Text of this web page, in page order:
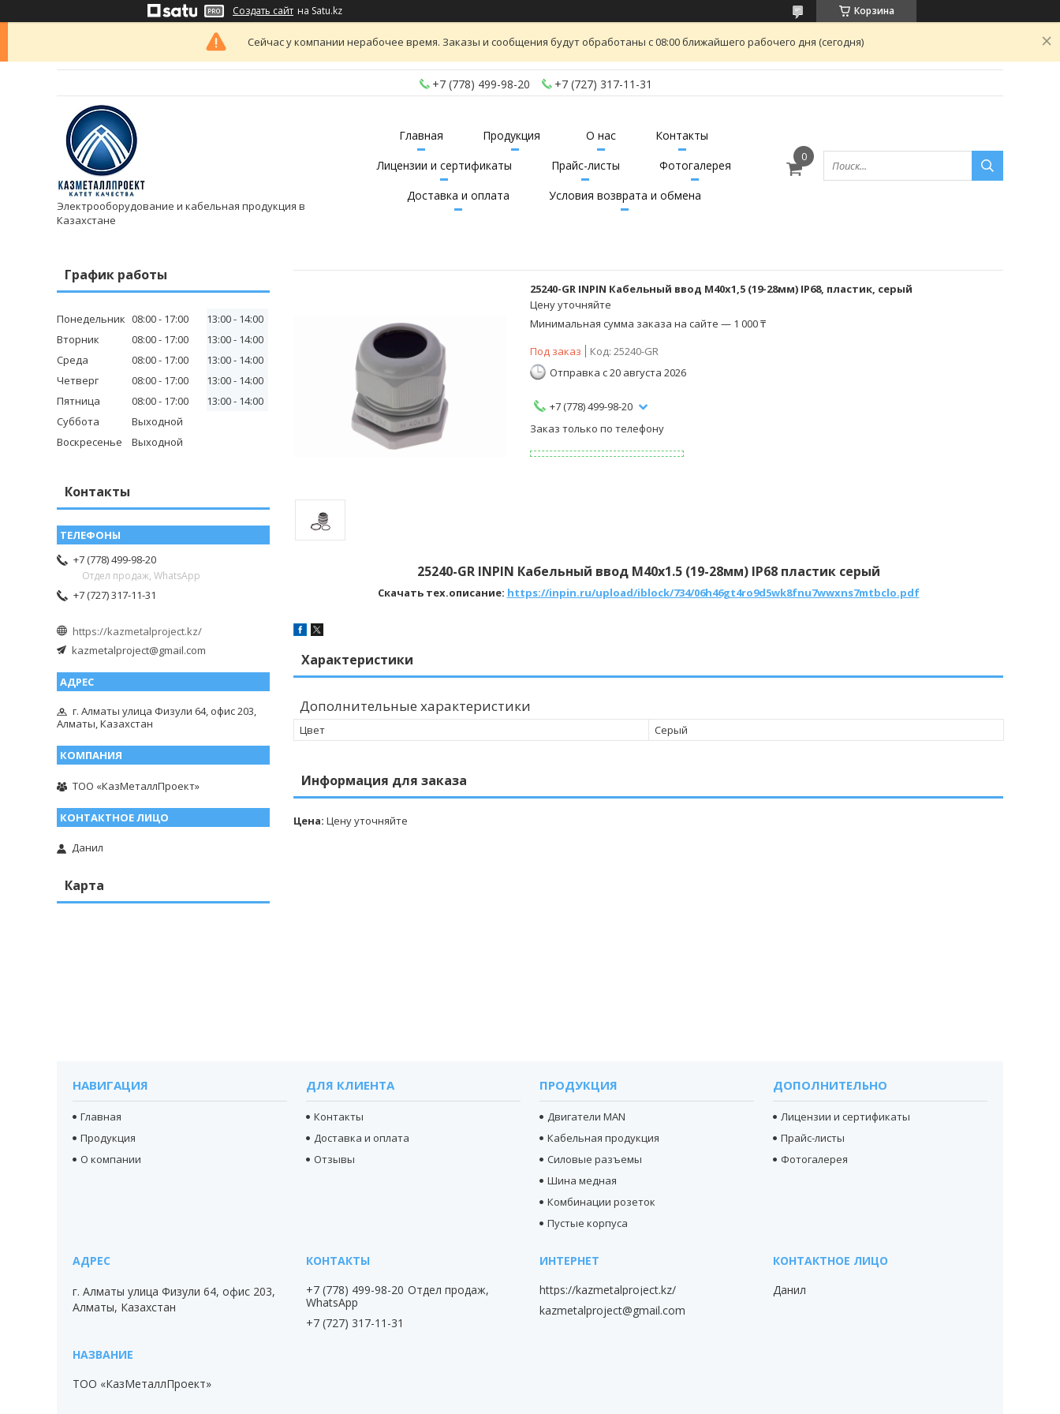
Создать сайт на Satu.kz Корзина
Сейчас у компании нерабочее время. Заказы и сообщения будут обработаны с 08:00 ближайшего рабочего дня (сегодня)
+7 (778) 499-98-20 +7 (727) 317-11-31
Электрооборудование и кабельная продукция в
Казахстане
Главная Продукция О нас
Контакты
Лицензии и сертификаты
Прайс-листы
Фотогалерея
Доставка и оплата
Условия возврата и обмена
25240-GR INPIN Кабельный ввод М40х1,5 (19-28мм) IP68, пластик, серый
Цену уточняйте
Минимальная сумма заказа на сайте — 1 000 ₸
Под заказ
Код: 25240-GR
Отправка с 20 августа 2026
+7 (778) 499-98-20
Заказ только по телефону
25240-GR INPIN Кабельный ввод М40х1.5 (19-28мм) IP68 пластик серый
Скачать тех.описание: https://inpin.ru/upload/iblock/734/06h46gt4ro9d5wk8fnu7wwxns7mtbclo.pdf
Характеристики
Дополнительные характеристики
Цвет Серый
Информация для заказа
Цена: Цену уточняйте
График работы
Понедельник 08:00 17:00 13:00
14:00
Вторник
08:00 17:00 13:00
14:00
Среда
08:00 17:00 13:00
14:00
Четверг
08:00 17:00 13:00
14:00
Пятница
08:00 17:00 13:00
14:00
Суббота
Выходной
Воскресенье
Выходной
Контакты
+7 (778) 499-98-20
Отдел продаж, WhatsApp
+7 (727) 317-11-31
https://kazmetalproject.kz/
kazmetalproject@gmail.com
г. Алматы улица Физули 64, офис 203,
Алматы, Казахстан
ТОО «КазМеталлПроект»
Данил
Карта
НАВИГАЦИЯ
Главная
Продукция
О компании
ДЛЯ КЛИЕНТА
Контакты
Доставка и оплата
Отзывы
ПРОДУКЦИЯ
Двигатели MAN
Кабельная продукция
Силовые разъемы
Шина медная
Комбинации розеток
Пустые корпуса
ДОПОЛНИТЕЛЬНО
Лицензии и сертификаты
Прайс-листы
Фотогалерея
г. Алматы улица Физули 64, офис 203,
Алматы, Казахстан
ТОО «КазМеталлПроект»
+7 (778) 499-98-20 Отдел продаж,
WhatsApp
+7 (727) 317-11-31
https://kazmetalproject.kz/
kazmetalproject@gmail.com
Данил